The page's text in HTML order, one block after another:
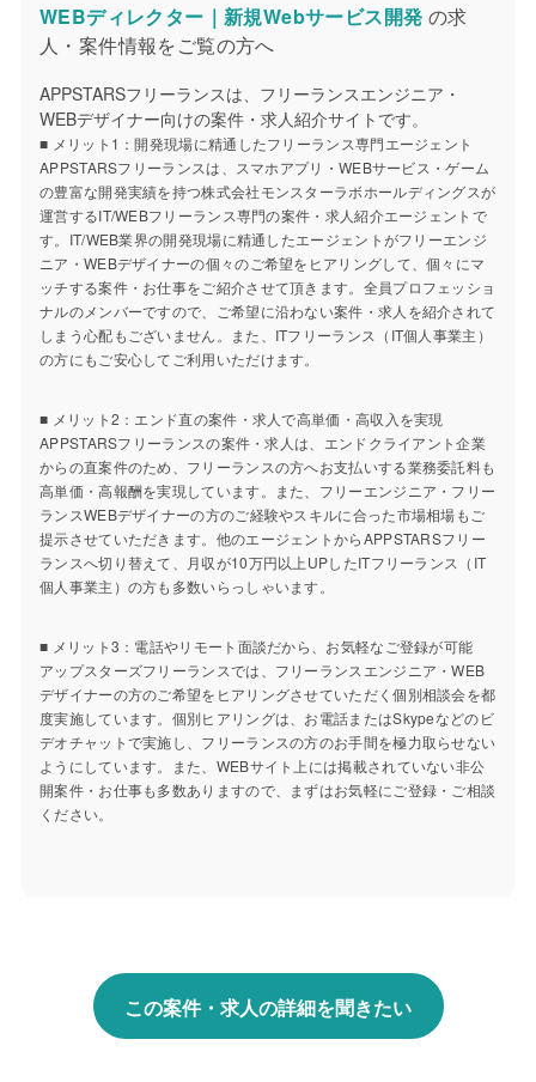
WEBディレクター｜新規Webサービス開発 の求
人・案件情報をご覧の方へ
APPSTARSフリーランスは、フリーランスエンジニア・
WEBデザイナー向けの案件・求人紹介サイトです。
■ メリット1：開発現場に精通したフリーランス専門エージェント
APPSTARSフリーランスは、スマホアプリ・WEBサービス・ゲーム
の豊富な開発実績を持つ株式会社モンスターラボホールディングスが
運営するIT/WEBフリーランス専門の案件・求人紹介エージェントで
す。IT/WEB業界の開発現場に精通したエージェントがフリーエンジ
ニア・WEBデザイナーの個々のご希望をヒアリングして、個々にマ
ッチする案件・お仕事をご紹介させて頂きます。全員プロフェッショ
ナルのメンバーですので、ご希望に沿わない案件・求人を紹介されて
しまう心配もございません。また、ITフリーランス（IT個人事業主）
の方にもご安心してご利用いただけます。
■ メリット2：エンド直の案件・求人で高単価・高収入を実現
APPSTARSフリーランスの案件・求人は、エンドクライアント企業
からの直案件のため、フリーランスの方へお支払いする業務委託料も
高単価・高報酬を実現しています。また、フリーエンジニア・フリー
ランスWEBデザイナーの方のご経験やスキルに合った市場相場もご
提示させていただきます。他のエージェントからAPPSTARSフリー
ランスへ切り替えて、月収が10万円以上UPしたITフリーランス（IT
個人事業主）の方も多数いらっしゃいます。
■ メリット3：電話やリモート面談だから、お気軽なご登録が可能
アップスターズフリーランスでは、フリーランスエンジニア・WEB
デザイナーの方のご希望をヒアリングさせていただく個別相談会を都
度実施しています。個別ヒアリングは、お電話またはSkypeなどのビ
デオチャットで実施し、フリーランスの方のお手間を極力取らせない
ようにしています。また、WEBサイト上には掲載されていない非公
開案件・お仕事も多数ありますので、まずはお気軽にご登録・ご相談
ください。
この案件・求人の詳細を聞きたい